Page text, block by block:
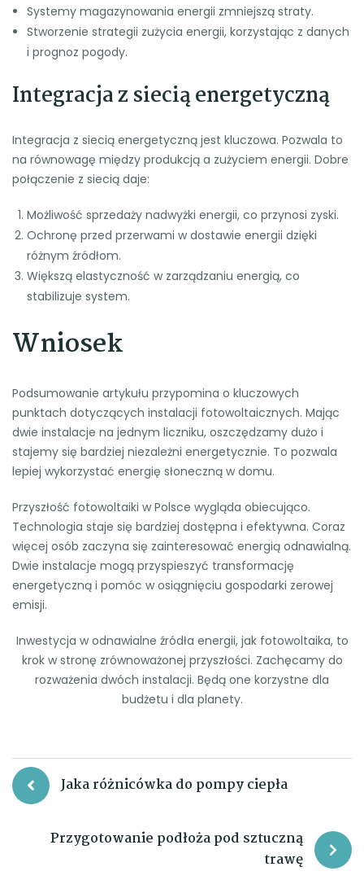
Systemy magazynowania energii zmniejszą straty.
Stworzenie strategii zużycia energii, korzystając z danych
i prognoz pogody.
Integracja z siecią energetyczną
Integracja z siecią energetyczną jest kluczowa. Pozwala to
na równowagę między produkcją a zużyciem energii. Dobre
połączenie z siecią daje:
Możliwość sprzedaży nadwyżki energii, co przynosi zyski.
Ochronę przed przerwami w dostawie energii dzięki
różnym źródłom.
Większą elastyczność w zarządzaniu energią, co
stabilizuje system.
Wniosek
Podsumowanie artykułu przypomina o kluczowych
punktach dotyczących instalacji fotowoltaicznych. Mając
dwie instalacje na jednym liczniku, oszczędzamy dużo i
stajemy się bardziej niezależni energetycznie. To pozwala
lepiej wykorzystać energię słoneczną w domu.
Przyszłość fotowoltaiki w Polsce wygląda obiecująco.
Technologia staje się bardziej dostępna i efektywna. Coraz
więcej osób zaczyna się zainteresować energią odnawialną.
Dwie instalacje mogą przyspieszyć transformację
energetyczną i pomóc w osiągnięciu gospodarki zerowej
emisji.
Inwestycja w odnawialne źródła energii, jak fotowoltaika, to
krok w stronę zrównoważonej przyszłości. Zachęcamy do
rozważenia dwóch instalacji. Będą one korzystne dla
budżetu i dla planety.
Nawigacja
wpisu
Jaka różnicówka do pompy ciepła
Przygotowanie podłoża pod sztuczną
trawę